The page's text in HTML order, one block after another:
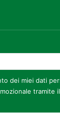
dei miei dati
tramite